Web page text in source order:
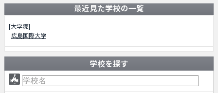
最近見た学校の一覧
[大学院]
広島国際大学
学校を探す